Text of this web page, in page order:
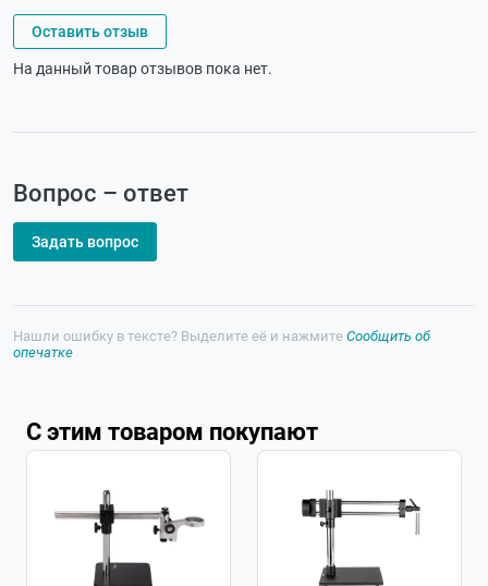
Оставить отзыв
На данный товар отзывов пока нет.
Вопрос – ответ
Задать вопрос
Нашли ошибку в тексте? Выделите её и нажмите Сообщить об
опечатке
С этим товаром покупают